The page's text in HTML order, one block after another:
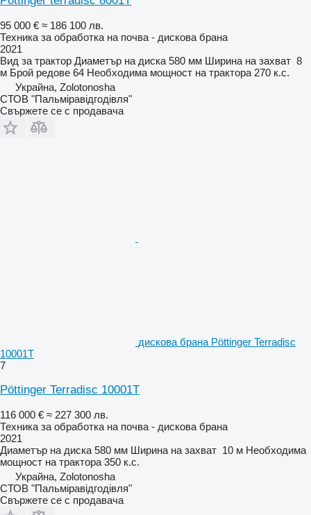
95 000 € ≈ 186 100 лв.
Техника за обработка на почва - дискова брана
2021
Вид за трактор Диаметър на диска 580 мм Ширина на захват 8
м Брой редове 64 Необходима мощност на трактора 270 к.с.
Украйна, Zolotonosha
СТОВ "Пальміравідгодівля"
Свържете се с продавача
дискова брана Pöttinger Terradisc
10001T
7
Pöttinger Terradisc 10001T
116 000 € ≈ 227 300 лв.
Техника за обработка на почва - дискова брана
2021
Диаметър на диска 580 мм Ширина на захват 10 м Необходима
мощност на трактора 350 к.с.
Украйна, Zolotonosha
СТОВ "Пальміравідгодівля"
Свържете се с продавача